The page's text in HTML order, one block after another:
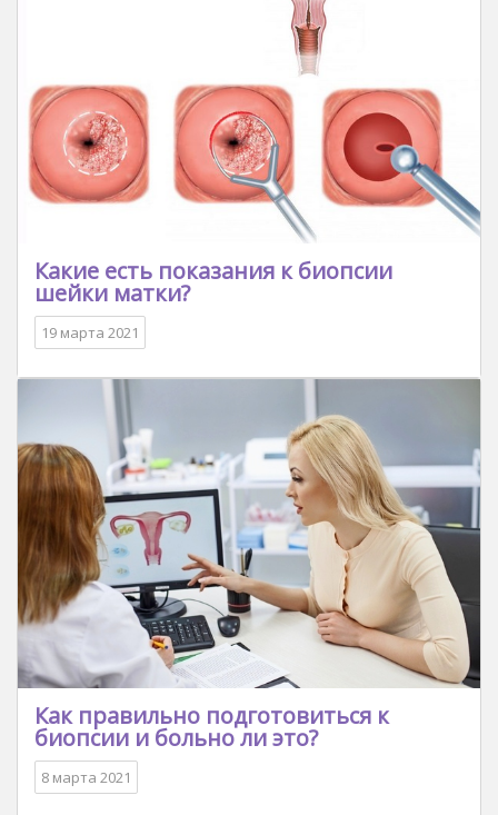
Какие есть показания к биопсии
шейки матки?
19 марта 2021
Как правильно подготовиться к
биопсии и больно ли это?
8 марта 2021